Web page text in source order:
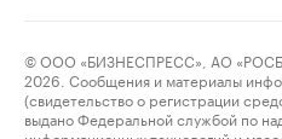
© ООО «БИЗНЕСПРЕСС», АО
2026. Сообщения и материалы
(свидетельство о регистрации
выдано Федеральной службой по